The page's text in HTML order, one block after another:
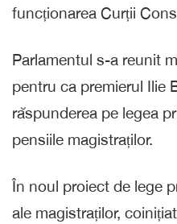
funcționarea Curții
Parlamentul s-a reunit
pentru ca premierul Ilie
răspunderea pe legea
pensiile magistraților.
În noul proiect de lege
ale magistraților,